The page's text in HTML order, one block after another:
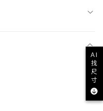
AI
找
尺
寸